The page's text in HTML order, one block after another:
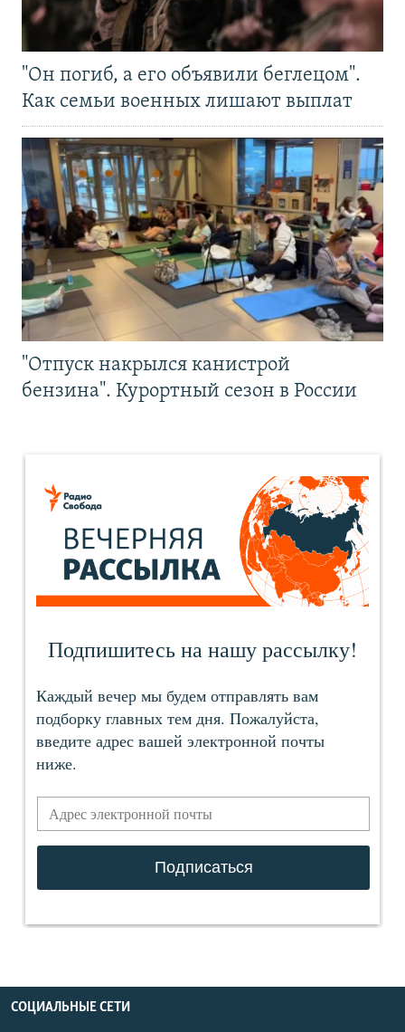
"Он погиб, а его объявили беглецом".
Как семьи военных лишают выплат
"Отпуск накрылся канистрой
бензина". Курортный сезон в России
СОЦИАЛЬНЫЕ СЕТИ